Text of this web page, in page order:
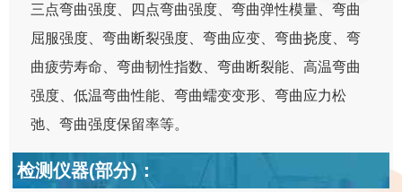
三点弯曲强度、四点弯曲强度、弯曲弹性模量、弯曲
屈服强度、弯曲断裂强度、弯曲应变、弯曲挠度、弯
曲疲劳寿命、弯曲韧性指数、弯曲断裂能、高温弯曲
强度、低温弯曲性能、弯曲蠕变变形、弯曲应力松
弛、弯曲强度保留率等。
检测仪器(部分)：